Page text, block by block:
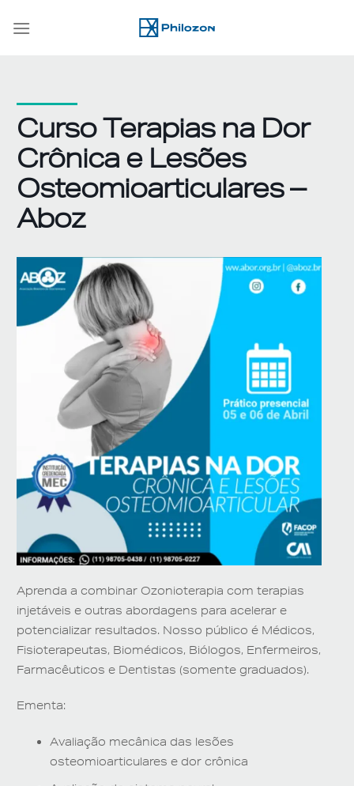
Curso Terapias na Dor
Crônica e Lesões
Osteomioarticulares –
Aboz
Aprenda a combinar Ozonioterapia com terapias
injetáveis e outras abordagens para acelerar e
potencializar resultados. Nosso público é Médicos,
Fisioterapeutas, Biomédicos, Biólogos, Enfermeiros,
Farmacêuticos e Dentistas (somente graduados).
Ementa:
Avaliação mecânica das lesões
osteomioarticulares e dor crônica